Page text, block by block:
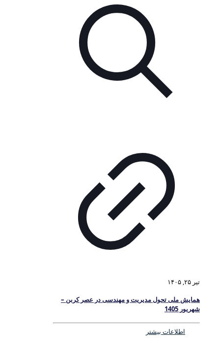
تیر ۲۵, ۱۴۰۵
همایش ملی تحول مدیریت و مهندسی در عصر کربن –
شهریور 1405
اطلاعات بیشتر